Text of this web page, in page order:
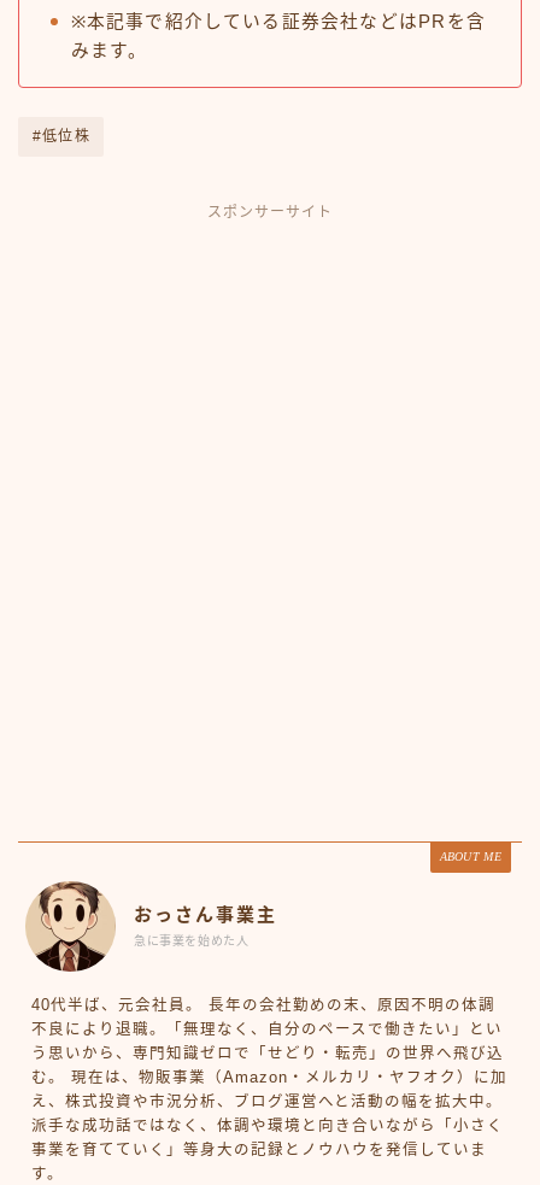
※本記事で紹介している証券会社などはPRを含
みます。
#低位株
スポンサーサイト
ABOUT ME
おっさん事業主
急に事業を始めた人
40代半ば、元会社員。 長年の会社勤めの末、原因不明の体調
不良により退職。「無理なく、自分のペースで働きたい」とい
う思いから、専門知識ゼロで「せどり・転売」の世界へ飛び込
む。 現在は、物販事業（Amazon・メルカリ・ヤフオク）に加
え、株式投資や市況分析、ブログ運営へと活動の幅を拡大中。
派手な成功話ではなく、体調や環境と向き合いながら「小さく
事業を育てていく」等身大の記録とノウハウを発信していま
す。